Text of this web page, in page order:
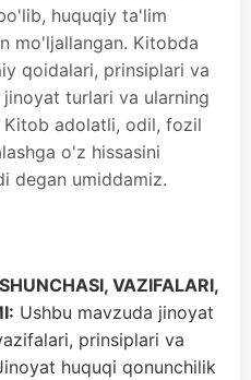
huquqiy ta'lim
mo'ljallangan. Kitobda
qoidalari, prinsiplari va
turlari va ularning
adolatli, odil, fozil
o'z hissasini
degan umiddamiz.
VAZIFALARI,
Ushbu mavzuda jinoyat
prinsiplari va
huquqi qonunchilik